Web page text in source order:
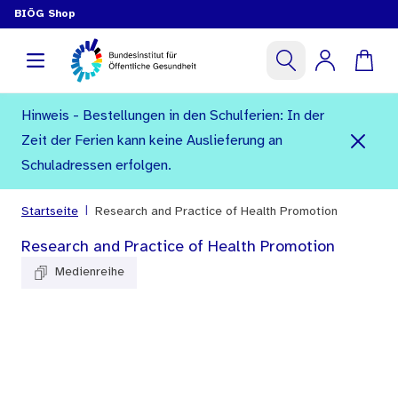
BIÖG Shop
Hinweis - Bestellungen in den Schulferien: In der
Zeit der Ferien kann keine Auslieferung an
Schuladressen erfolgen.
Startseite Research and Practice of Health Promotion
Research and Practice of Health Promotion
Medienreihe